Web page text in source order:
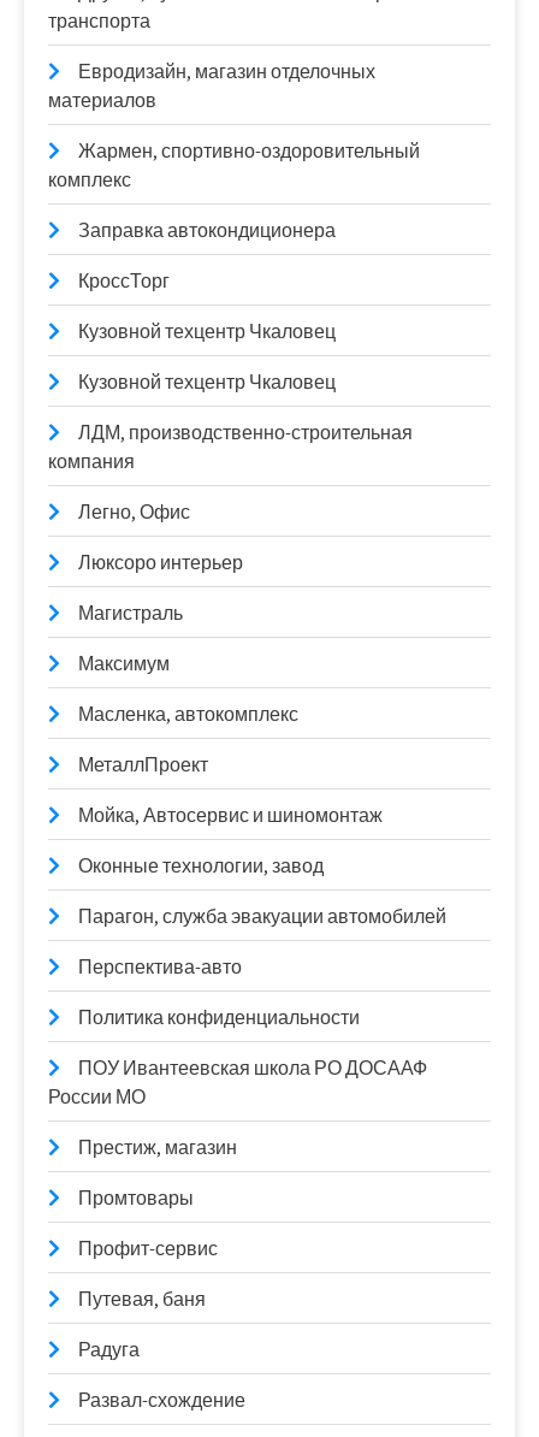
транспорта
Евродизайн, магазин отделочных
материалов
Жармен, спортивно-оздоровительный
комплекс
Заправка автокондиционера
КроссТорг
Кузовной техцентр Чкаловец
Кузовной техцентр Чкаловец
ЛДМ, производственно-строительная
компания
Легно, Офис
Люксоро интерьер
Магистраль
Максимум
Масленка, автокомплекс
МеталлПроект
Мойка, Автосервис и шиномонтаж
Оконные технологии, завод
Парагон, служба эвакуации автомобилей
Перспектива-авто
Политика конфиденциальности
ПОУ Ивантеевская школа РО ДОСААФ
России МО
Престиж, магазин
Промтовары
Профит-сервис
Путевая, баня
Радуга
Развал-схождение